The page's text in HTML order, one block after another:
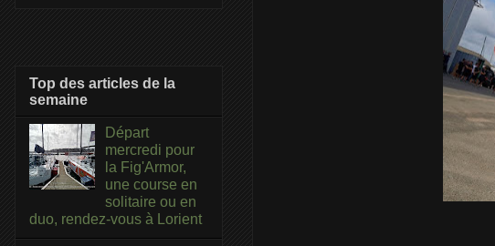
Top des articles de la
semaine
Départ
mercredi pour
la Fig'Armor,
une course en
solitaire ou en
duo, rendez-vous à Lorient